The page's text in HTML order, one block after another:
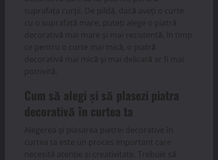
suprafața curții. De pildă, dacă aveți o curte
cu o suprafață mare, puteți alege o piatră
decorativă mai mare și mai rezistentă, în timp
ce pentru o curte mai mică, o piatră
decorativă mai mică și mai delicată ar fi mai
potrivită.
Cum să alegi și să plasezi piatra
decorativă în curtea ta
Alegerea și plasarea pietrei decorative în
curtea ta este un proces important care
necesită atenție și creativitate. Trebuie să